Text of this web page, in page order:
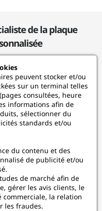
de la plaque
peuvent stocker et/ou
sur un terminal telles
consultées, heure
informations afin de
sélectionner du
standards et/ou
du contenu et des
de publicité et/ou
de marché afin de
gérer les avis clients, le
commerciale, la relation
les fraudes.